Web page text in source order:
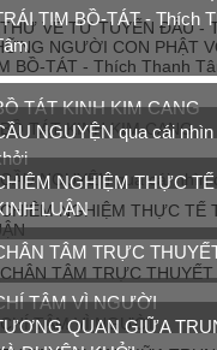
TIM BỒ-TÁT - Thích
TÁT KINH KIM CANG
NGUYỆN qua cái nhìn
NGHIỆM THỰC
LUẬN
TÂM TRỰC
TÂM VÌ NGƯỜI
QUAN GIỮA